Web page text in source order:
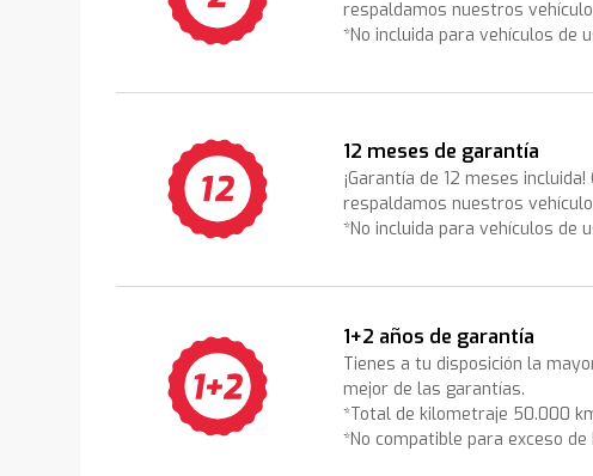
respaldamos nuestros
*No incluida para vehículos de
12 meses de garantía
¡Garantía de 12 meses
respaldamos nuestros
*No incluida para vehículos de
1+2 años de garantía
Tienes a tu disposición la
mejor de las garantías.
*Total de kilometraje 50.000
*No compatible para exceso